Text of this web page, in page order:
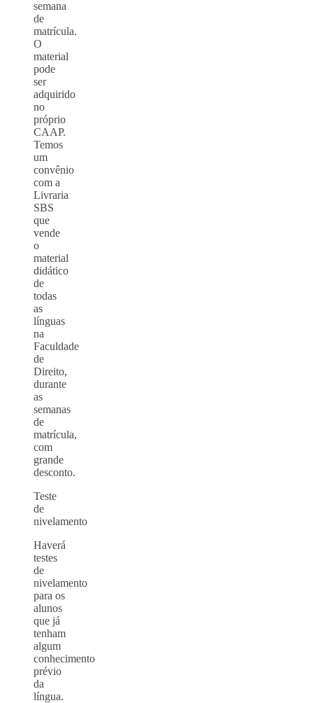
semana
de
matrícula.
O
material
pode
ser
adquirido
no
próprio
CAAP.
Temos
um
convênio
com a
Livraria
SBS
que
vende
o
material
didático
de
todas
as
línguas
na
Faculdade
de
Direito,
durante
as
semanas
de
matrícula,
com
grande
desconto.
Teste
de
nivelamento
Haverá
testes
de
nivelamento
para os
alunos
que já
tenham
algum
conhecimento
prévio
da
língua.